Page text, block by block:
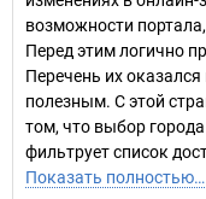
возможности
Перед этим логично
Перечень их
полезным. С этой
том, что выбор
фильтрует список
Показать полностью…